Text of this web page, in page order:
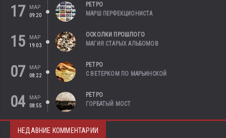
17
МАР
09:20
РЕТРО
МАРШ ПЕРФЕКЦИОНИСТА
15
МАР
19:03
ОСКОЛКИ ПРОШЛОГО
МАГИЯ СТАРЫХ АЛЬБОМОВ
07
МАР
08:22
РЕТРО
С ВЕТЕРКОМ ПО МАРЬИНСКОЙ
04
МАР
08:55
РЕТРО
ГОРБАТЫЙ МОСТ
НЕДАВНИЕ КОММЕНТАРИИ